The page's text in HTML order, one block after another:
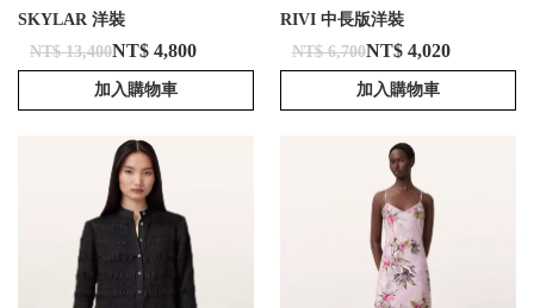
SKYLAR 洋裝
NT$ 13,400NT$ 4,800
加入購物車
RIVI 中長版洋裝
NT$ 6,700NT$ 4,020
加入購物車